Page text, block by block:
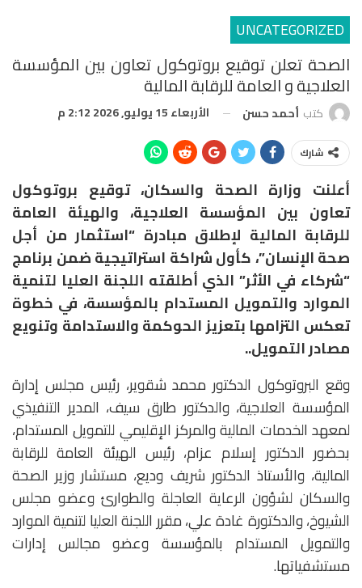
UNCATEGORIZED
الصحة تعلن توقيع بروتوكول تعاون بين المؤسسة
العلاجية و العامة للرقابة المالية
كتب أحمد حسن الأربعاء 15 يوليو, 2026 2:12 م
شارك
أعلنت وزارة الصحة والسكان، توقيع بروتوكول
تعاون بين المؤسسة العلاجية، والهيئة العامة
للرقابة المالية لإطلاق مبادرة “استثمار من أجل
صحة الإنسان”، كأول شراكة استراتيجية ضمن برنامج
“شركاء في الأثر” الذي أطلقته اللجنة العليا لتنمية
الموارد والتمويل المستدام بالمؤسسة، في خطوة
تعكس التزامها بتعزيز الحوكمة والاستدامة وتنويع
مصادر التمويل..
وقع البروتوكول الدكتور محمد شقوير، رئيس مجلس إدارة
المؤسسة العلاجية، والدكتور طارق سيف، المدير التنفيذي
لمعهد الخدمات المالية والمركز الإقليمي للتمويل المستدام،
بحضور الدكتور إسلام عزام، رئيس الهيئة العامة للرقابة
المالية، والأستاذ الدكتور شريف وديع، مستشار وزير الصحة
والسكان لشؤون الرعاية العاجلة والطوارئ وعضو مجلس
الشيوخ، والدكتورة غادة علي، مقرر اللجنة العليا لتنمية الموارد
والتمويل المستدام بالمؤسسة وعضو مجالس إدارات
مستشفياتها.